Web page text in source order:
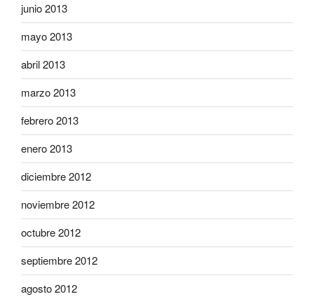
junio 2013
mayo 2013
abril 2013
marzo 2013
febrero 2013
enero 2013
diciembre 2012
noviembre 2012
octubre 2012
septiembre 2012
agosto 2012